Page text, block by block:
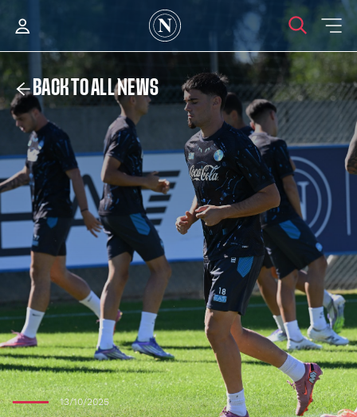
BACK TO ALL NEWS
13/10/2025